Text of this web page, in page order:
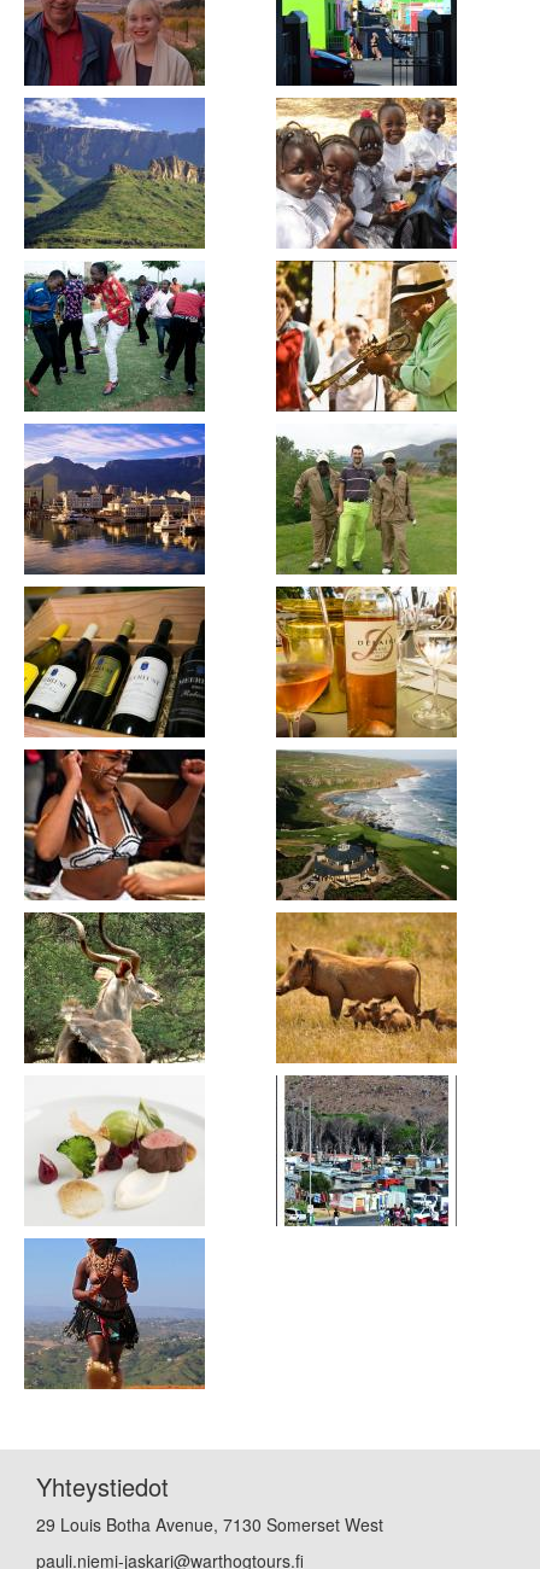
Yhteystiedot
29 Louis Botha Avenue, 7130 Somerset West
pauli.niemi-jaskari@warthogtours.fi